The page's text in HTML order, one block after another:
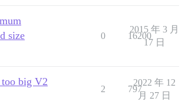
size
0 16200
2015 年 3 月
17 日
big V2
2 797
2022 年 12
月 27 日